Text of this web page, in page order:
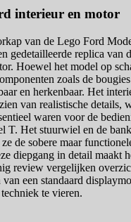
interieur en motor
van de Lego Ford
gedetailleerde replica van
Hoewel het model op
zoals de
en herkenbaar. Het
van realistische details,
waren voor de
T. Het stuurwiel en de
de sobere maar
diepgang in detail maakt
review vergelijken
een standaard
te vieren.